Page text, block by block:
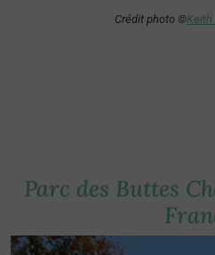
Crédit photo ©Keith
Parc des Buttes